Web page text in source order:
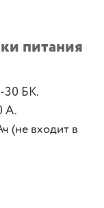
питания
30 БК.
А.
(не входит в